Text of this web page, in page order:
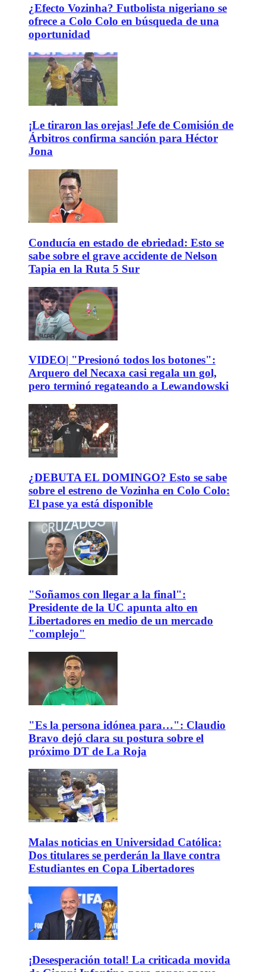
¿Efecto Vozinha? Futbolista nigeriano se
ofrece a Colo Colo en búsqueda de una
oportunidad
¡Le tiraron las orejas! Jefe de Comisión de
Árbitros confirma sanción para Héctor
Jona
Conducía en estado de ebriedad: Esto se
sabe sobre el grave accidente de Nelson
Tapia en la Ruta 5 Sur
VIDEO| "Presionó todos los botones":
Arquero del Necaxa casi regala un gol,
pero terminó regateando a Lewandowski
¿DEBUTA EL DOMINGO? Esto se sabe
sobre el estreno de Vozinha en Colo Colo:
El pase ya está disponible
"Soñamos con llegar a la final":
Presidente de la UC apunta alto en
Libertadores en medio de un mercado
"complejo"
"Es la persona idónea para…": Claudio
Bravo dejó clara su postura sobre el
próximo DT de La Roja
Malas noticias en Universidad Católica:
Dos titulares se perderán la llave contra
Estudiantes en Copa Libertadores
¡Desesperación total! La criticada movida